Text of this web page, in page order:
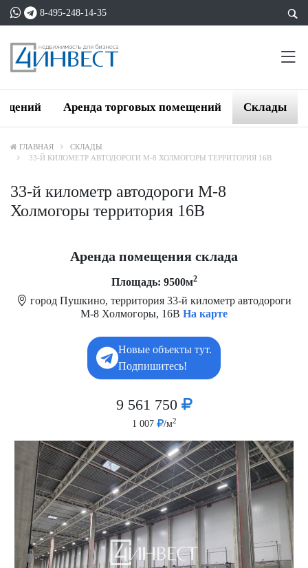
8-495-248-14-35
Аренда торговых помещений Склады
ГЛАВНАЯ
СКЛАДЫ
33-Й КИЛОМЕТР АВТОДОРОГИ М-8 ХОЛМОГОРЫ ТЕРРИТОРИЯ 16В
33-й километр автодороги М-8
Холмогоры территория 16В
Аренда помещения склада
Площадь: 9500м2
город Пушкино, территория 33-й километр автодороги
М-8 Холмогоры, 16В На карте
Новые объекты тут.
Подпишитесь!
9 561 750
1 007 /м2